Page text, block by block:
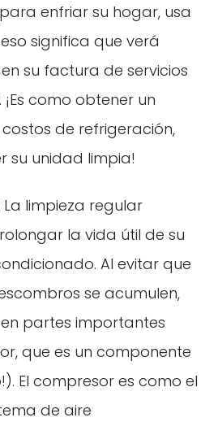
enfriar su hogar, usa
significa que verá
su factura de servicios
como obtener un
de refrigeración,
su unidad limpia!
La limpieza regular
la vida útil de su
Al evitar que
se acumulen,
partes importantes
que es un componente
El compresor es como el
de aire